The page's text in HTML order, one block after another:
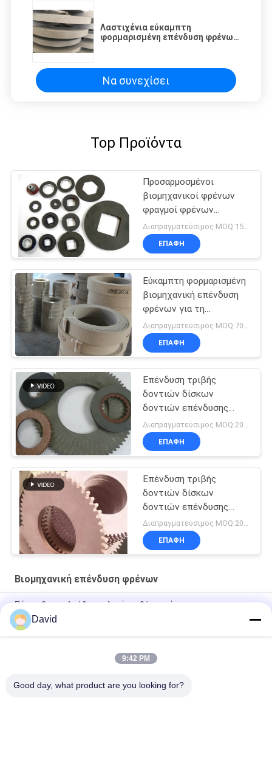
Λαστιχένια εύκαμπτη
φορμαρισμένη επένδυση φρένων
Να συνεχίσει
Top Προϊόντα
Προσαρμοσμένοι
βιομηχανικοί φρένων
φραγμοί φρένων
παχυμετρικών διαβητών
ευελιξίας επένδυσης
υψηλοί
Διαπραγματεύσιμος MOQ:150 PC
ΕΠΑΦΉ
Εύκαμπτη φορμαρισμένη
βιομηχανική επένδυση
φρένων για τη
μοτοσικλέτα
επαναλείψεων
ελαφριών φορτηγών
ΕΠΑΦΉ
Επένδυση τριβής
δοντιών δίσκων
δοντιών επένδυσης
φρένων δοντιών
φύλλων δοντιών
φύλλων τριβής
ΕΠΑΦΉ
Επένδυση τριβής
δοντιών δίσκων
δοντιών επένδυσης
φρένων δοντιών
δίσκων φρένων φύλλων
τριβής
Διαπραγματεύσιμος MOQ:200 PC
ΕΠΑΦΉ
Βιομηχανική επένδυση φρένων
Πάχος 3mm ελεύθερα υλικά τριβής αμιάντων
Βιομηχανική επένδυση φρένων αντίστασης πετρελαίου
μηχανών Τύπου δύναμης
Εύκαμπτα βιομηχανικά υλικά τριβής για τον ανελκυστήρα
David
9:42 PM
Good day, what product are you looking for?